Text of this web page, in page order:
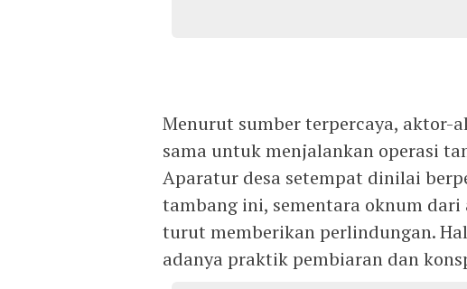
Menurut sumber terpercaya, aktor-
sama untuk menjalankan operasi
Aparatur desa setempat dinilai
tambang ini, sementara oknum
turut memberikan perlindungan.
adanya praktik pembiaran dan